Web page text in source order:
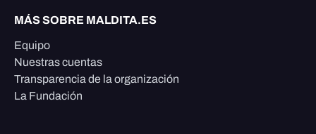
MÁS SOBRE MALDITA.ES
Equipo
Nuestras cuentas
Transparencia de la organización
La Fundación